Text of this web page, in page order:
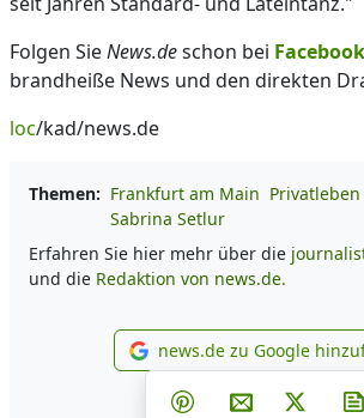
Folgen SieNews.deschon bei Facebook
brandheiße News und den direkten
loc/kad/news.de
Themen: Frankfurt am Main Privatleben
Sabrina Setlur
Erfahren Sie hier mehr über die
und die Redaktion von news.de.
news.de
news.de zu Google
Teilen aufTeilen auf
Teilen auf Pinterest
Per E-Mail
Post